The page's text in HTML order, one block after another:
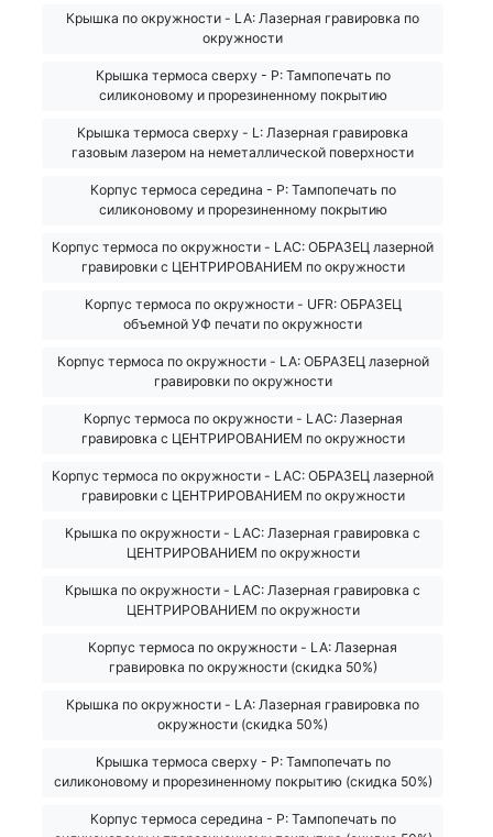
Крышка по окружности - LA: Лазерная гравировка по
окружности
Крышка термоса сверху - Р: Тампопечать по
силиконовому и прорезиненному покрытию
Крышка термоса сверху - L: Лазерная гравировка
газовым лазером на неметаллической поверхности
Корпус термоса середина - Р: Тампопечать по
силиконовому и прорезиненному покрытию
Корпус термоса по окружности - LAС: ОБРАЗЕЦ лазерной
гравировки с ЦЕНТРИРОВАНИЕМ по окружности
Корпус термоса по окружности - UFR: ОБРАЗЕЦ
объемной УФ печати по окружности
Корпус термоса по окружности - LA: ОБРАЗЕЦ лазерной
гравировки по окружности
Корпус термоса по окружности - LAC: Лазерная
гравировка с ЦЕНТРИРОВАНИЕМ по окружности
Корпус термоса по окружности - LAC: ОБРАЗЕЦ лазерной
гравировки с ЦЕНТРИРОВАНИЕМ по окружности
Крышка по окружности - LAC: Лазерная гравировка с
ЦЕНТРИРОВАНИЕМ по окружности
Крышка по окружности - LAC: Лазерная гравировка с
ЦЕНТРИРОВАНИЕМ по окружности
Корпус термоса по окружности - LA: Лазерная
гравировка по окружности (скидка 50%)
Крышка по окружности - LA: Лазерная гравировка по
окружности (скидка 50%)
Крышка термоса сверху - Р: Тампопечать по
силиконовому и прорезиненному покрытию (скидка 50%)
Корпус термоса середина - Р: Тампопечать по